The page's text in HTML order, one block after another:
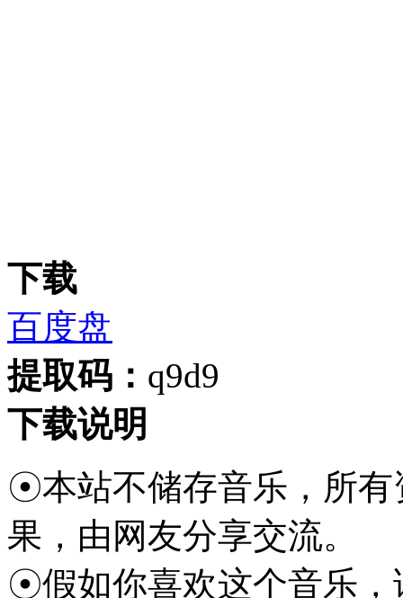
下载
百度盘
提取码： q9d9
下载说明
☉本站不储存音乐，所有
果，由网友分享交流。
☉假如你喜欢这个音乐，